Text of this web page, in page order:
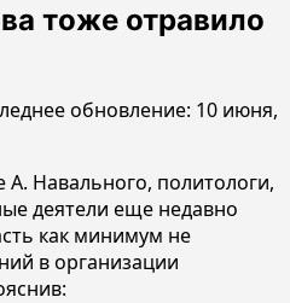
тоже отравило
обновление: 10 июня,
Навального, политологи,
деятели еще недавно
как минимум не
в организации